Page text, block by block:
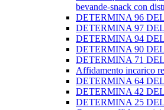
bevande-snack con
DETERMINA 96
DETERMINA 97
DETERMINA 94
DETERMINA 90
DETERMINA 71
Affidamento incarico
DETERMINA 64
DETERMINA 42
DETERMINA 25